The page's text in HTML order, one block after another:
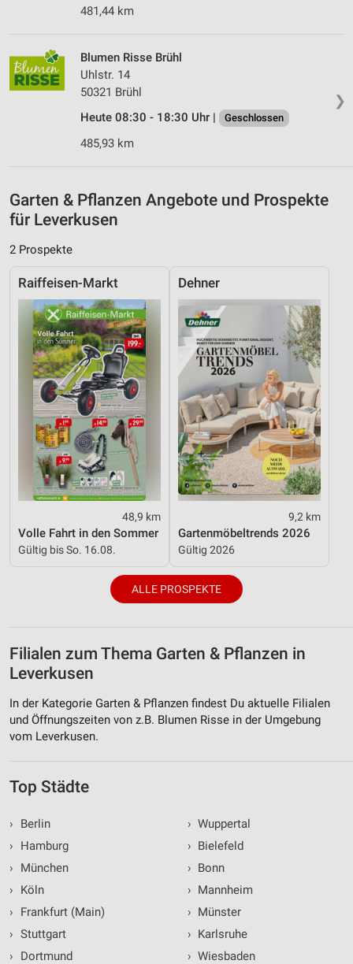
481,44 km
❯
Blumen Risse Brühl
Uhlstr. 14
50321 Brühl
Heute 08:30 - 18:30 Uhr |
Geschlossen
485,93 km
Garten & Pflanzen Angebote und Prospekte
für Leverkusen
2 Prospekte
Raiffeisen-Markt
48,9 km
Volle Fahrt in den Sommer
Gültig bis So. 16.08.
Dehner
9,2 km
Gartenmöbeltrends 2026
Gültig 2026
ALLE PROSPEKTE
Filialen zum Thema Garten & Pflanzen in
Leverkusen
In der Kategorie Garten & Pflanzen findest Du aktuelle Filialen
und Öffnungszeiten von z.B. Blumen Risse in der Umgebung
vom Leverkusen.
Top Städte
›
Berlin
›
Hamburg
›
München
›
Köln
›
Frankfurt (Main)
› Stuttgart
›
Dortmund
› Wuppertal
› Bielefeld
› Bonn
› Mannheim
› Münster
› Karlsruhe
› Wiesbaden
Verwendung genauer Standortdaten
Geräte anhand von aktiv angeforderten
Informationen identifizieren
Nicht-IAB-Verarbeitungszwecke:
Funktional
Werbung